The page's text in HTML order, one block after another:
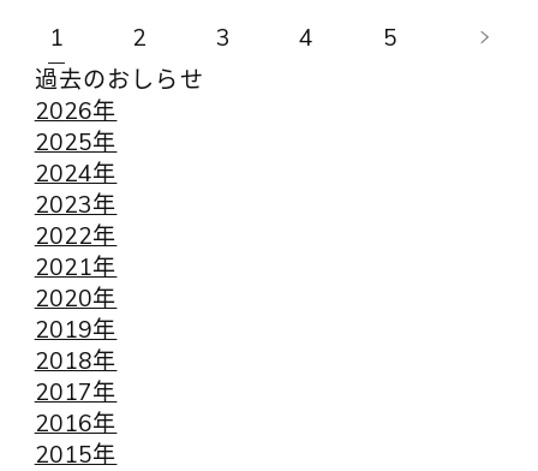
1 2 3 4
5
過去のおしらせ
2026年
2025年
2024年
2023年
2022年
2021年
2020年
2019年
2018年
2017年
2016年
2015年